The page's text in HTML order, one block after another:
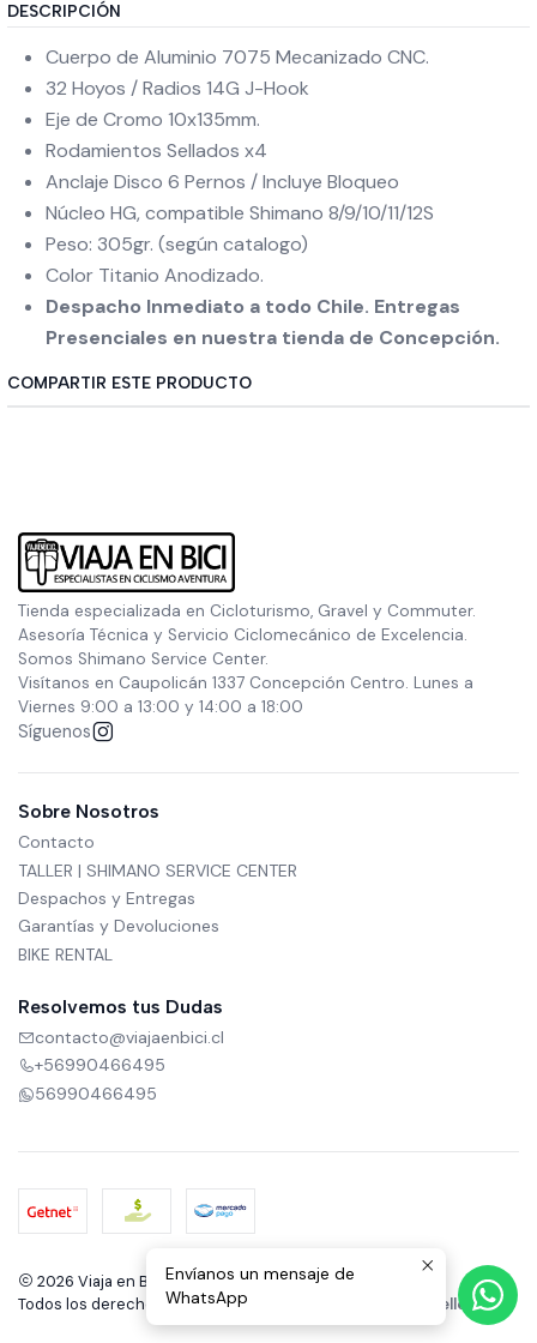
DESCRIPCIÓN
Cuerpo de Aluminio 7075 Mecanizado CNC.
32 Hoyos / Radios 14G J-Hook
Eje de Cromo 10x135mm.
Rodamientos Sellados x4
Anclaje Disco 6 Pernos / Incluye Bloqueo
Núcleo HG, compatible Shimano 8/9/10/11/12S
Peso: 305gr. (según catalogo)
Color Titanio Anodizado.
Despacho Inmediato a todo Chile. Entregas
Presenciales en nuestra tienda de Concepción.
COMPARTIR ESTE PRODUCTO
Tienda especializada en Cicloturismo, Gravel y Commuter.
Asesoría Técnica y Servicio Ciclomecánico de Excelencia.
Somos Shimano Service Center.
Visítanos en Caupolicán 1337 Concepción Centro. Lunes a
Viernes 9:00 a 13:00 y 14:00 a 18:00
Síguenos
Sobre Nosotros
Contacto
TALLER | SHIMANO SERVICE CENTER
Despachos y Entregas
Garantías y Devoluciones
BIKE RENTAL
Resolvemos tus Dudas
contacto@viajaenbici.cl
+56990466495
56990466495
2026 Viaja en Bici.
Todos los derechos reservados.
Desarrollado por Jumpseller.
Envíanos un mensaje de
WhatsApp